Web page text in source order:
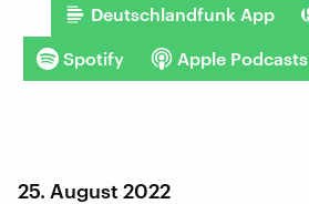
Deutschlandfunk App
Spotify Apple Podcasts
25. August 2022